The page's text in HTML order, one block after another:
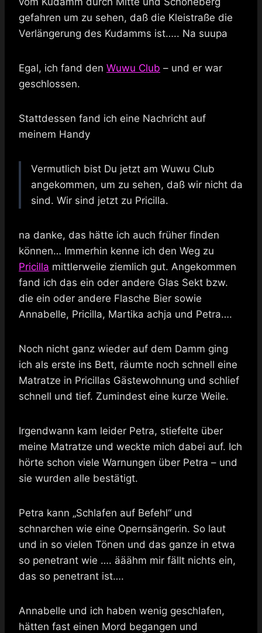
gefahren um zu sehen, daß die Kleistraße die
Verlängerung des Kudamms ist….. Na suupa
Egal, ich fand den Wuwu Club – und er war
geschlossen.
Stattdessen fand ich eine Nachricht auf
meinem Handy
Vermutlich bist Du jetzt am Wuwu Club
angekommen, um zu sehen, daß wir nicht da
sind. Wir sind jetzt zu Pricilla.
na danke, das hätte ich auch früher finden
können… Immerhin kenne ich den Weg zu
Pricilla mittlerweile ziemlich gut. Angekommen
fand ich das ein oder andere Glas Sekt bzw.
die ein oder andere Flasche Bier sowie
Annabelle, Pricilla, Martika achja und Petra….
Noch nicht ganz wieder auf dem Damm ging
ich als erste ins Bett, räumte noch schnell eine
Matratze in Pricillas Gästewohnung und schlief
schnell und tief. Zumindest eine kurze Weile.
Irgendwann kam leider Petra, stiefelte über
meine Matratze und weckte mich dabei auf. Ich
hörte schon viele Warnungen über Petra – und
sie wurden alle bestätigt.
Petra kann „Schlafen auf Befehl“ und
schnarchen wie eine Opernsängerin. So laut
und in so vielen Tönen und das ganze in etwa
so penetrant wie …. ääähm mir fällt nichts ein,
das so penetrant ist….
Annabelle und ich haben wenig geschlafen,
hätten fast einen Mord begangen und